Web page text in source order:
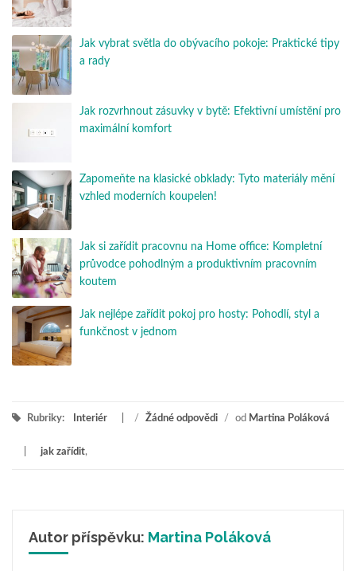
Jak vybrat světla do obývacího pokoje: Praktické tipy
a rady
Jak rozvrhnout zásuvky v bytě: Efektivní umístění pro
maximální komfort
Zapomeňte na klasické obklady: Tyto materiály mění
vzhled moderních koupelen!
Jak si zařídit pracovnu na Home office: Kompletní
průvodce pohodlným a produktivním pracovním
koutem
Jak nejlépe zařídit pokoj pro hosty: Pohodlí, styl a
funkčnost v jednom
Rubriky: Interiér / Žádné odpovědi / od Martina Poláková
jak zařídit,
Autor příspěvku: Martina Poláková